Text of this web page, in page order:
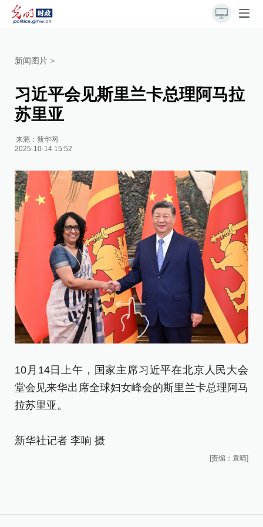
新闻图片 >
习近平会见斯里兰卡总理阿马拉
苏里亚
来源： 新华网
2025-10-14 15:52
10月14日上午，国家主席习近平在北京人民大会
堂会见来华出席全球妇女峰会的斯里兰卡总理阿马
拉苏里亚。
新华社记者 李响 摄
[责编：袁晴]